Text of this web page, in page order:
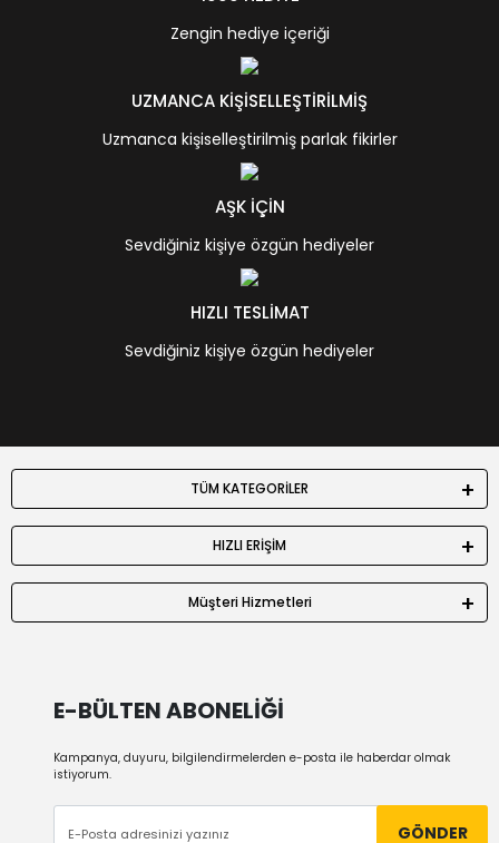
Zengin hediye içeriği
UZMANCA KİŞİSELLEŞTİRİLMİŞ
Uzmanca kişiselleştirilmiş parlak fikirler
AŞK İÇİN
Sevdiğiniz kişiye özgün hediyeler
HIZLI TESLİMAT
Sevdiğiniz kişiye özgün hediyeler
TÜM KATEGORİLER
HIZLI ERİŞİM
Müşteri Hizmetleri
E-BÜLTEN ABONELİĞİ
Kampanya, duyuru, bilgilendirmelerden e-posta ile haberdar olmak
istiyorum.
GÖNDER